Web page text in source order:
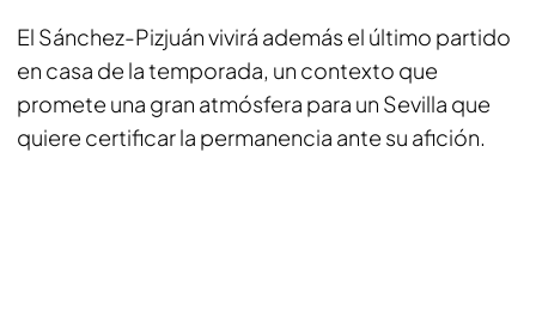
El Sánchez-Pizjuán vivirá además el último partido
en casa de la temporada, un contexto que
promete una gran atmósfera para un Sevilla que
quiere certificar la permanencia ante su afición.